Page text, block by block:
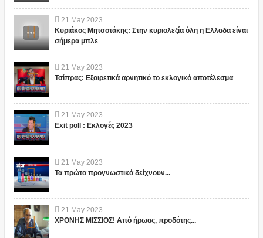
21 May 2023
Κυριάκος Μητσοτάκης: Στην κυριολεξία όλη η Ελλαδα είναι
σήμερα μπλε
21 May 2023
Τσίπρας: Εξαιρετικά αρνητικό το εκλογικό αποτέλεσμα
21 May 2023
Exit poll : Εκλογές 2023
21 May 2023
Τα πρώτα προγνωστικά δείχνουν...
21 May 2023
ΧΡΟΝΗΣ ΜΙΣΣΙΟΣ! Από ήρωας, προδότης...